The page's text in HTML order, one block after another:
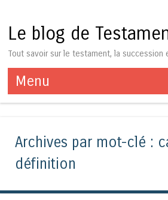
Le blog de
Tout savoir sur le testament, la succession
Menu
Aller au contenu
Archives par mot-clé :
définition